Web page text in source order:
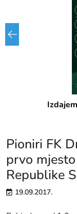
Pioniri FK
prvo
Republike
19.09.2017.